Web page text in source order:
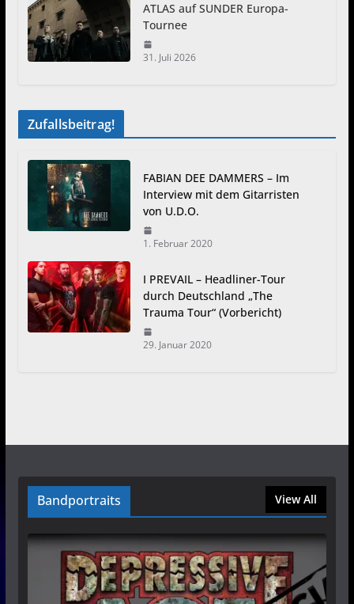
ATLAS auf SUNDER Europa-
Tournee
31. Juli 2026
Zufallsbeitrag!
FABIAN DEE DAMMERS – Im
Interview mit dem Gitarristen
von U.D.O.
1. Februar 2020
I PREVAIL – Headliner-Tour
durch Deutschland „The
Trauma Tour“ (Vorbericht)
29. Januar 2020
Bandportraits View All